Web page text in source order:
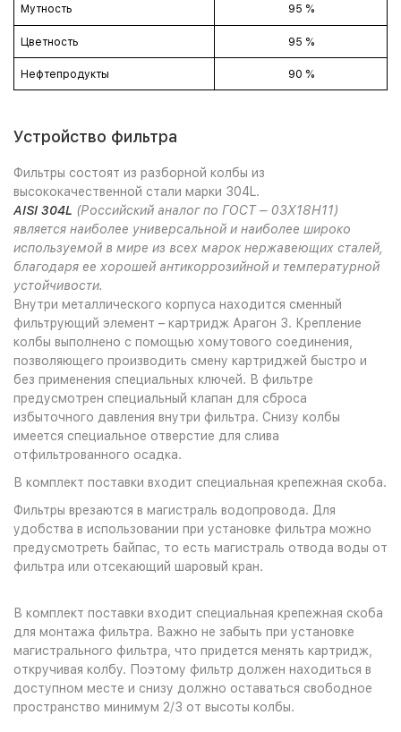
Мутность 95 %
Цветность 95 %
Нефтепродукты 90 %
Устройство фильтра
Фильтры состоят из разборной колбы из
высококачественной стали марки 304L.
AISI 304L (Российский аналог по ГОСТ – 03Х18Н11)
является наиболее универсальной и наиболее широко
используемой в мире из всех марок нержавеющих сталей,
благодаря ее хорошей антикоррозийной и температурной
устойчивости.
Внутри металлического корпуса находится сменный
фильтрующий элемент – картридж Арагон 3. Крепление
колбы выполнено с помощью хомутового соединения,
позволяющего производить смену картриджей быстро и
без применения специальных ключей. В фильтре
предусмотрен специальный клапан для сброса
избыточного давления внутри фильтра. Снизу колбы
имеется специальное отверстие для слива
отфильтрованного осадка.
В комплект поставки входит специальная крепежная скоба.
Фильтры врезаются в магистраль водопровода. Для
удобства в использовании при установке фильтра можно
предусмотреть байпас, то есть магистраль отвода воды от
фильтра или отсекающий шаровый кран.
В комплект поставки входит специальная крепежная скоба
для монтажа фильтра. Важно не забыть при установке
магистрального фильтра, что придется менять картридж,
откручивая колбу. Поэтому фильтр должен находиться в
доступном месте и снизу должно оставаться свободное
пространство минимум 2/3 от высоты колбы.